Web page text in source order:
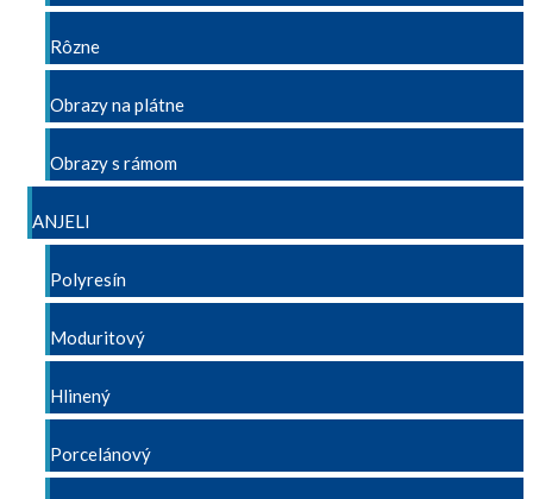
Rôzne
Obrazy na plátne
Obrazy s rámom
ANJELI
Polyresín
Moduritový
Hlinený
Porcelánový